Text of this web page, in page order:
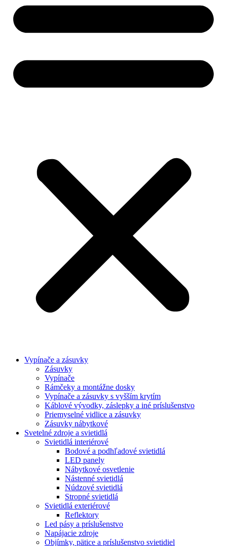
Vypínače a zásuvky
Zásuvky
Vypínače
Rámčeky a montážne dosky
Vypínače a zásuvky s vyšším krytím
Káblové vývodky, záslepky a iné príslušenstvo
Priemyselné vidlice a zásuvky
Zásuvky nábytkové
Svetelné zdroje a svietidlá
Svietidlá interiérové
Bodové a podhľadové svietidlá
LED panely
Nábytkové osvetlenie
Nástenné svietidlá
Núdzové svietidlá
Stropné svietidlá
Svietidlá exteriérové
Reflektory
Led pásy a príslušenstvo
Napájacie zdroje
Objímky, pätice a príslušenstvo svietidiel